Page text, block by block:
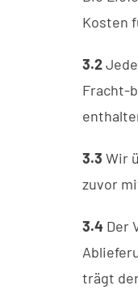
Kosten
3.2
Fracht-
3.3 Wir
zuvor
3.4 Der
trägt